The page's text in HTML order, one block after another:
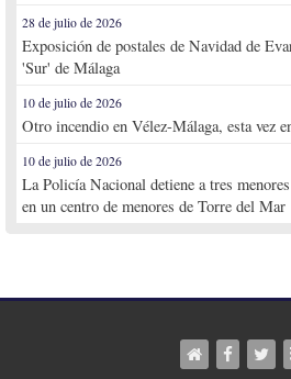
28 de julio de 2026
Exposición de postales de Navidad de
'Sur' de Málaga
10 de julio de 2026
Otro incendio en Vélez-Málaga, esta vez
10 de julio de 2026
La Policía Nacional detiene a tres
en un centro de menores de Torre del Mar